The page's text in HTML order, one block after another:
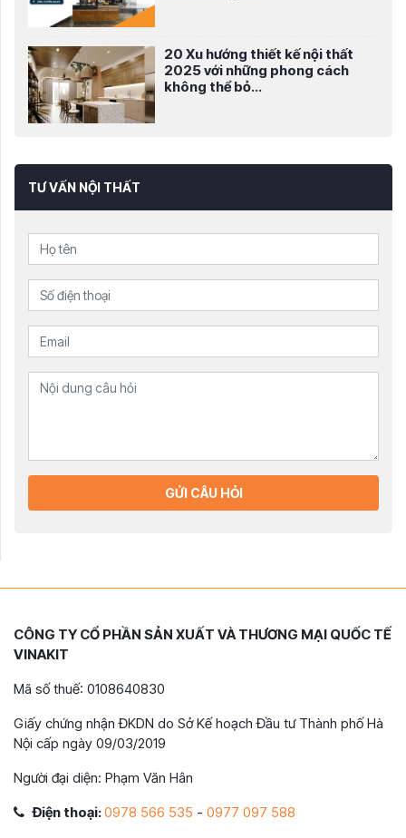
20 Xu hướng thiết kế nội thất
2025 với những phong cách
không thể bỏ...
TƯ VẤN NỘI THẤT
GỬI CÂU HỎI
CÔNG TY CỔ PHẦN SẢN XUẤT VÀ THƯƠNG MẠI QUỐC TẾ
VINAKIT
Mã số thuế: 0108640830
Giấy chứng nhận ĐKDN do Sở Kế hoạch Đầu tư Thành phố Hà
Nội cấp ngày 09/03/2019
Người đại diện: Phạm Văn Hân
Điện thoại:0978 566 535 - 0977 097 588